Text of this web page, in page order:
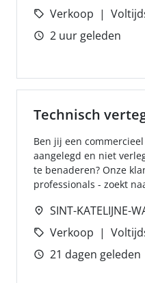
Verkoop
2 uur geleden
Technisch
Ben jij een
aangelegd en niet
te benaderen? Onze
professionals - zoekt
SINT-KATELIJNE-
Verkoop
21 dagen geleden